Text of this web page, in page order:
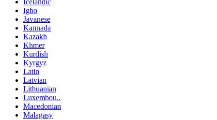
Icelandic
Igbo
Javanese
Kannada
Kazakh
Khmer
Kurdish
Kyrgyz
Latin
Latvian
Lithuanian
Luxembou..
Macedonian
Malagasy